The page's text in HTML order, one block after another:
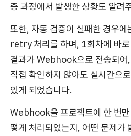
증 과정에서 발생한 상황도 알려
또한, 자동 검증이 실패한 경우에
retry 처리를 하며, 1회차에 바
결과가 Webhook으로 전송되어
직접 확인하지 않아도 실시간으
있게 되었습니다.
Webhook을 프로젝트에 한 번
떻게 처리되었는지, 어떤 문제가